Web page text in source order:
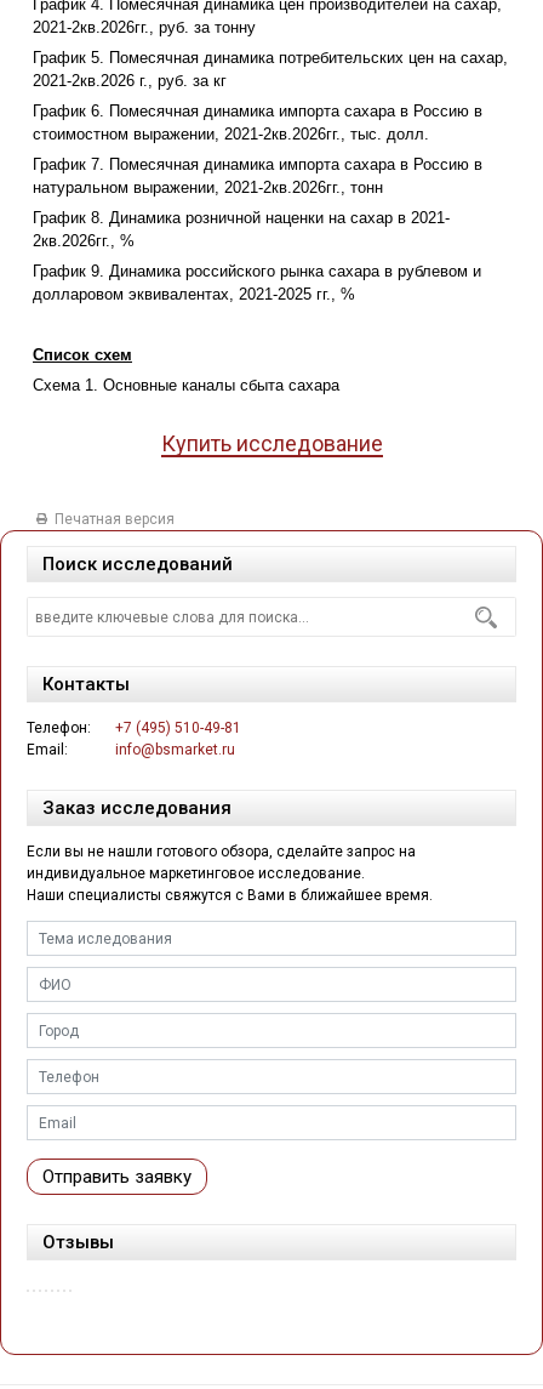
График 4. Помесячная динамика цен производителей на сахар,
2021-2кв.2026гг., руб. за тонну
График 5. Помесячная динамика потребительских цен на сахар,
2021-2кв.2026 г., руб. за кг
График 6. Помесячная динамика импорта сахара в Россию в
стоимостном выражении, 2021-2кв.2026гг., тыс. долл.
График 7. Помесячная динамика импорта сахара в Россию в
натуральном выражении, 2021-2кв.2026гг., тонн
График 8. Динамика розничной наценки на сахар в 2021-
2кв.2026гг., %
График 9. Динамика российского рынка сахара в рублевом и
долларовом эквивалентах, 2021-2025 гг., %
Список схем
Схема 1. Основные каналы сбыта сахара
Купить исследование
Печатная версия
Поиск исследований
Контакты
Телефон:
+7 (495) 510-49-81
Email:
info@bsmarket.ru
Заказ исследования
Если вы не нашли готового обзора, сделайте запрос на
индивидуальное маркетинговое исследование.
Наши специалисты свяжутся с Вами в ближайшее время.
Отправить заявку
Отзывы